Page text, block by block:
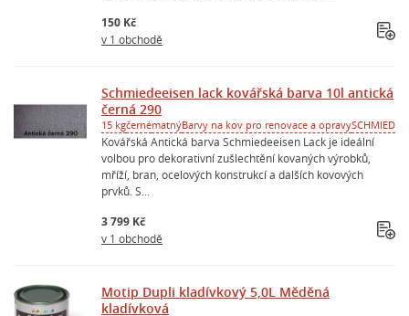
150 Kč
v 1 obchodě
Schmiedeeisen lack kovářská barva 10l antická
černá 290
15 kgčernématnýBarvy na kov pro renovace a opravySCHMIED
Kovářská Antická barva Schmiedeeisen Lack je ideální
volbou pro dekorativní zušlechtění kovaných výrobků,
mříží, bran, ocelových konstrukcí a dalších kovových
prvků. S...
3 799 Kč
v 1 obchodě
Motip Dupli kladívkový 5,0L Měděná
kladívková